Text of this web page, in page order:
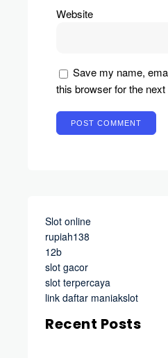
Website
Save my name,
this browser for the
Slot online
rupiah138
12b
slot gacor
slot terpercaya
link daftar maniakslot
Recent Posts